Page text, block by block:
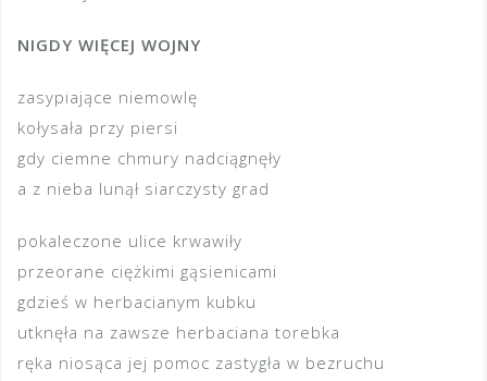
NIGDY WIĘCEJ WOJNY
zasypiające niemowlę
kołysała przy piersi
gdy ciemne chmury nadciągnęły
a z nieba lunął siarczysty grad
pokaleczone ulice krwawiły
przeorane ciężkimi gąsienicami
gdzieś w herbacianym kubku
utknęła na zawsze herbaciana torebka
ręka niosąca jej pomoc zastygła w bezruchu